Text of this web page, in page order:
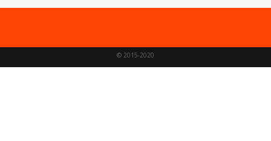
© 2015-2020